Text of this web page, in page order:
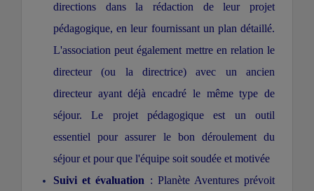
directions dans la rédaction de leur projet
pédagogique, en leur fournissant un plan détaillé.
L'association peut également mettre en relation le
directeur (ou la directrice) avec un ancien
directeur ayant déjà encadré le même type de
séjour. Le projet pédagogique est un outil
essentiel pour assurer le bon déroulement du
séjour et pour que l'équipe soit soudée et motivée
Suivi et évaluation : Planète Aventures prévoit